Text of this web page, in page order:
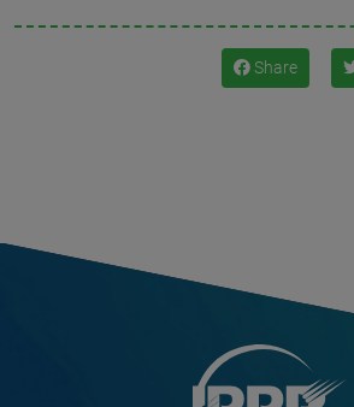
Share